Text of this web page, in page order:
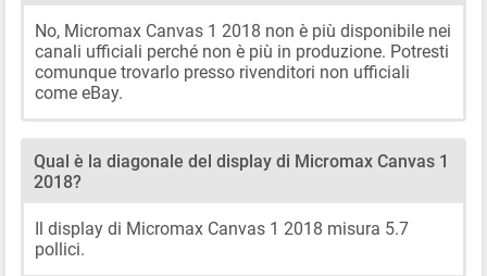
No, Micromax Canvas 1 2018 non è più disponibile nei
canali ufficiali perché non è più in produzione. Potresti
comunque trovarlo presso rivenditori non ufficiali
come eBay.
Qual è la diagonale del display di Micromax Canvas 1
2018?
Il display di Micromax Canvas 1 2018 misura 5.7
pollici.